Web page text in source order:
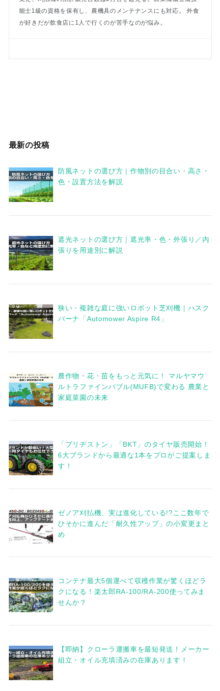
能士1級の資格を保有し、農機具のメンテナンスにも対応。 外食
が好きだが飲食店に1人で行くのが苦手なのが悩み。
最新の投稿
防風ネットの選び方｜作物別の目合い・高さ・
色・設置方法を解説
遮光ネットの選び方｜遮光率・色・外張り／内
張りを用途別に解説
狭い・複雑な庭に強いロボット芝刈機｜ハスク
バーナ「Automower Aspire R4」
農作物・花・苗をもっと元気に！ マルヤマウ
ルトラファインバブル(MUFB)で変わる 農業と
家庭菜園の未来
「ブリヂストン」「BKT」のタイヤ販売開始！
6大ブランドから最適な1本をプロがご提案しま
す！
ゼノア刈払機、実は進化している!?ここ数年で
ひそかに進んだ「耐久性アップ」の小変更まと
め
コンテナ最大5個運べて収穫作業が驚くほどラ
クになる！楽太郎RA-100/RA-200使ってみま
せんか？
【即納】クローラ運搬車を最短発送！メーカー
組立・オイル充填済みの在庫あります！